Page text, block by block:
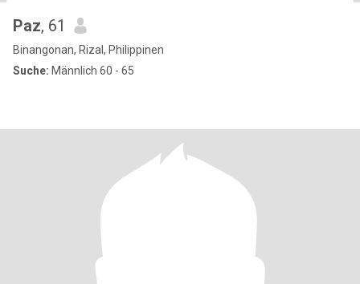
Paz, 61
Binangonan, Rizal, Philippinen
Suche: Männlich 60 - 65